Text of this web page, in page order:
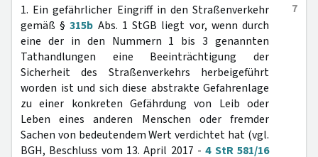
7
1. Ein gefährlicher Eingriff in den Straßenverkehr
gemäß §315b Abs. 1 StGB liegt vor, wenn durch
eine der in den Nummern 1 bis 3 genannten
Tathandlungen eine Beeinträchtigung der
Sicherheit des Straßenverkehrs herbeigeführt
worden ist und sich diese abstrakte Gefahrenlage
zu einer konkreten Gefährdung von Leib oder
Leben eines anderen Menschen oder fremder
Sachen von bedeutendem Wert verdichtet hat (vgl.
BGH, Beschluss vom 13. April 2017 -4 StR 581/16